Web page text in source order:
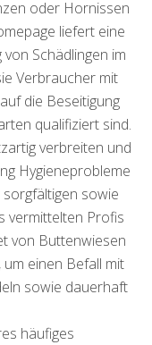
oder Hornissen
liefert eine
Schädlingen im
Verbraucher mit
die Beseitigung
qualifiziert sind.
verbreiten und
Hygieneprobleme
sowie
vermittelten Profis
von Buttenwiesen
einen Befall mit
sowie dauerhaft
häufiges